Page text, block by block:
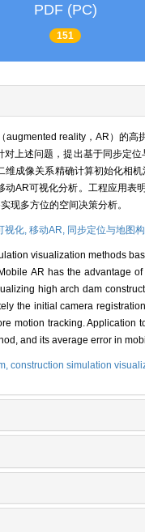
PDF (PC)
151
augmented reality，AR）的
对上述问题，提出基于同步定
维成像关系精确计算初始化相
动AR可视化分析。工程应用
现多方位的空间决策分析。
视化, 移动AR, 同步定位与地图
visualization methods
AR has the advantage
high arch dam
the initial camera
motion tracking.
and its average error in
construction simulation